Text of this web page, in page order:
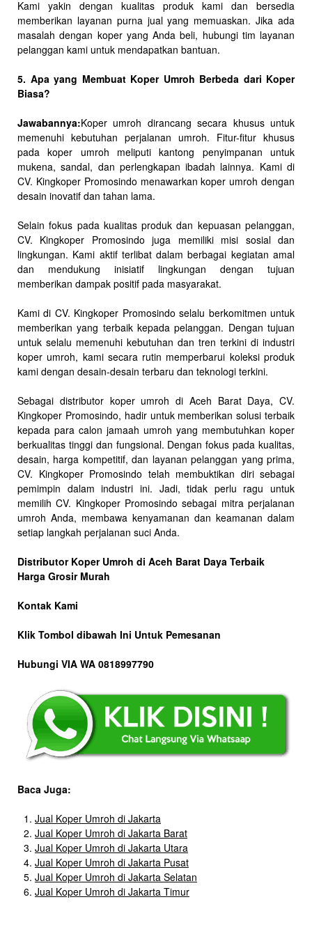
Kami yakin dengan kualitas produk kami dan bersedia
memberikan layanan purna jual yang memuaskan. Jika ada
masalah dengan koper yang Anda beli, hubungi tim layanan
pelanggan kami untuk mendapatkan bantuan.
5. Apa yang Membuat Koper Umroh Berbeda dari Koper
Biasa?
Jawabannya:Koper umroh dirancang secara khusus untuk
memenuhi kebutuhan perjalanan umroh. Fitur-fitur khusus
pada koper umroh meliputi kantong penyimpanan untuk
mukena, sandal, dan perlengkapan ibadah lainnya. Kami di
CV. Kingkoper Promosindo menawarkan koper umroh dengan
desain inovatif dan tahan lama.
Selain fokus pada kualitas produk dan kepuasan pelanggan,
CV. Kingkoper Promosindo juga memiliki misi sosial dan
lingkungan. Kami aktif terlibat dalam berbagai kegiatan amal
dan mendukung inisiatif lingkungan dengan tujuan
memberikan dampak positif pada masyarakat.
Kami di CV. Kingkoper Promosindo selalu berkomitmen untuk
memberikan yang terbaik kepada pelanggan. Dengan tujuan
untuk selalu memenuhi kebutuhan dan tren terkini di industri
koper umroh, kami secara rutin memperbarui koleksi produk
kami dengan desain-desain terbaru dan teknologi terkini.
Sebagai distributor koper umroh di Aceh Barat Daya, CV.
Kingkoper Promosindo, hadir untuk memberikan solusi terbaik
kepada para calon jamaah umroh yang membutuhkan koper
berkualitas tinggi dan fungsional. Dengan fokus pada kualitas,
desain, harga kompetitif, dan layanan pelanggan yang prima,
CV. Kingkoper Promosindo telah membuktikan diri sebagai
pemimpin dalam industri ini. Jadi, tidak perlu ragu untuk
memilih CV. Kingkoper Promosindo sebagai mitra perjalanan
umroh Anda, membawa kenyamanan dan keamanan dalam
setiap langkah perjalanan suci Anda.
Distributor Koper Umroh di Aceh Barat Daya Terbaik
Harga Grosir Murah
Kontak Kami
Klik Tombol dibawah Ini Untuk Pemesanan
Hubungi VIA WA 0818997790
Baca Juga:
Jual Koper Umroh di Jakarta
Jual Koper Umroh di Jakarta Barat
Jual Koper Umroh di Jakarta Utara
Jual Koper Umroh di Jakarta Pusat
Jual Koper Umroh di Jakarta Selatan
Jual Koper Umroh di Jakarta Timur